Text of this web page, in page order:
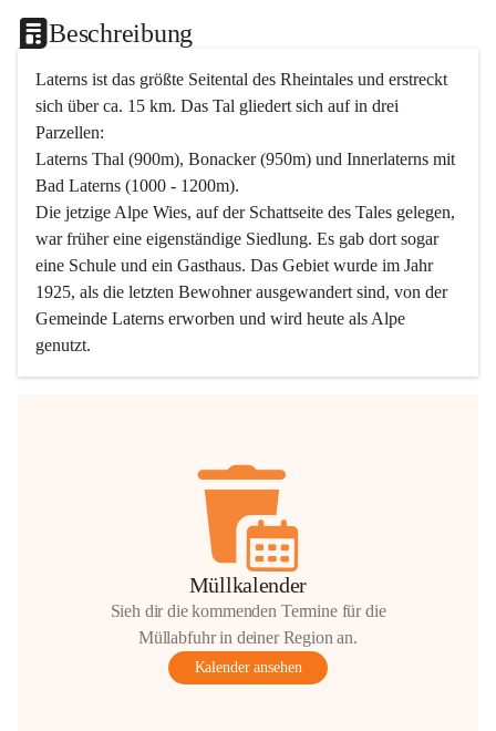
Beschreibung
Laterns ist das größte Seitental des Rheintales und erstreckt
sich über ca. 15 km. Das Tal gliedert sich auf in drei
Parzellen:
Laterns Thal (900m), Bonacker (950m) und Innerlaterns mit
Bad Laterns (1000 - 1200m).
Die jetzige Alpe Wies, auf der Schattseite des Tales gelegen,
war früher eine eigenständige Siedlung. Es gab dort sogar
eine Schule und ein Gasthaus. Das Gebiet wurde im Jahr
1925, als die letzten Bewohner ausgewandert sind, von der
Gemeinde Laterns erworben und wird heute als Alpe
genutzt.
Müllkalender
Sieh dir die kommenden Termine für die
Müllabfuhr in deiner Region an.
Kalender ansehen